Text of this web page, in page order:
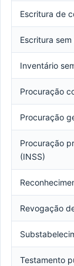
Escritura de
Escritura
Inventário
Procuração
Procuração
Procuração
(INSS)
Revogação
Testamento